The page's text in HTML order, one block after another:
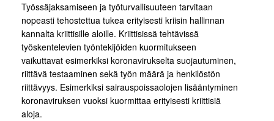
Työssäjaksamiseen ja työturvallisuuteen tarvitaan
nopeasti tehostettua tukea erityisesti kriisin hallinnan
kannalta kriittisille aloille. Kriittisissä tehtävissä
työskentelevien työntekijöiden kuormitukseen
vaikuttavat esimerkiksi koronavirukselta suojautuminen,
riittävä testaaminen sekä työn määrä ja henkilöstön
riittävyys. Esimerkiksi sairauspoissaolojen lisääntyminen
koronaviruksen vuoksi kuormittaa erityisesti kriittisiä
aloja.